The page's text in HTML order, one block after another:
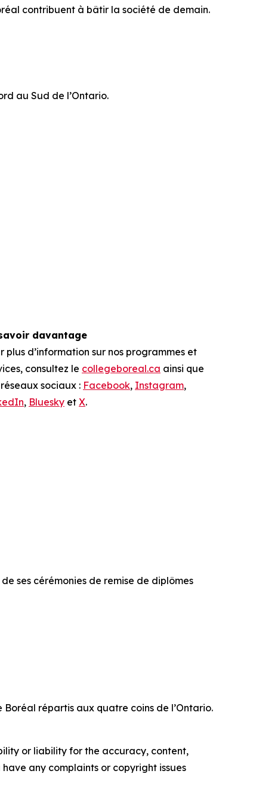
contribuent à bâtir la société de demain.
au Sud de l’Ontario.
davantage
plus d’information sur nos programmes et
consultez le collegeboreal.ca ainsi que
réseaux sociaux : Facebook, Instagram,
, Bluesky et X.
ses cérémonies de remise de diplômes
Boréal répartis aux quatre coins de l’Ontario.
or liability for the accuracy, content,
any complaints or copyright issues